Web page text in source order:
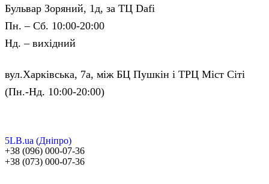
Бульвар Зоряний, 1д, за ТЦ Dafi
Пн. – Сб. 10:00-20:00
Нд. – вихідний
вул.Харківська, 7а, між БЦ Пушкін і ТРЦ Міст Сіті
(Пн.-Нд. 10:00-20:00)
5LB.ua (Дніпро)
+38 (096) 000-07-36
+38 (073) 000-07-36